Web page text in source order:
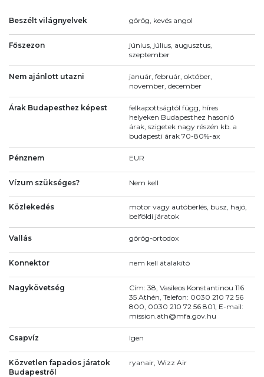
Beszélt világnyelvek görög, kevés angol
Főszezon
június, július, augusztus,
szeptember
Nem ajánlott utazni
január, február, október,
november, december
Árak Budapesthez képest
felkapottságtól függ, híres
helyeken Budapesthez hasonló
árak, szigetek nagy részén kb. a
budapesti árak 70-80%-ax
Pénznem EUR
Vízum szükséges? Nem kell
Közlekedés
motor vagy autóbérlés, busz, hajó,
belföldi járatok
Vallás görög-ortodox
Konnektor nem kell átalakító
Nagykövetség
Cím: 38, Vasileos Konstantinou 116
35 Athén, Telefon: 0030 210 72 56
800, 0030 210 72 56 801, E-mail:
mission.ath@mfa.gov.hu
Csapvíz Igen
Közvetlen fapados járatok
Budapestről
ryanair, Wizz Air